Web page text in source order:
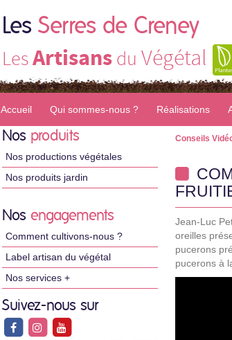
Les Serres de Creney
LesArtisans du Végétal
Accueil Qui sommes-nous ? Réalisations
Nos produits
Nos productions végétales
Nos produits jardin
Nos engagements
Comment cultivons-nous ?
Label artisan du végétal
Nos services +
Suivez-nous sur
Conseils
Jean-Luc
oreilles
pucerons
pucerons à